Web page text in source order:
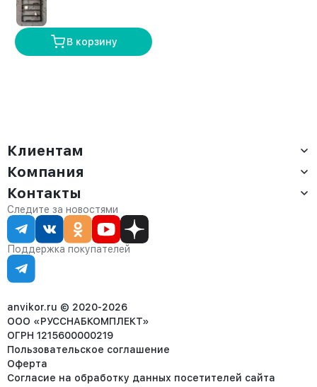
В корзину
Клиентам
Доставка
Оплата
Сервис
Статус заказа
Статьи
Компания
О компании
Контакты
Партнёрам
Контакты
Отдел продаж:
8 (800) 234-22-62
corp@anvikor.ru
Ежедневно, с 7:00-19:00 (МСК)
Отдел рекламации:
8 (953) 455-25-61
Следите за новостями
Поддержка покупателей
anvikor.ru © 2020-2026
ООО «РУССНАБКОМПЛЕКТ»
ОГРН 1215600000219
Пользовательское соглашение
Оферта
Согласие на обработку данных посетителей сайта